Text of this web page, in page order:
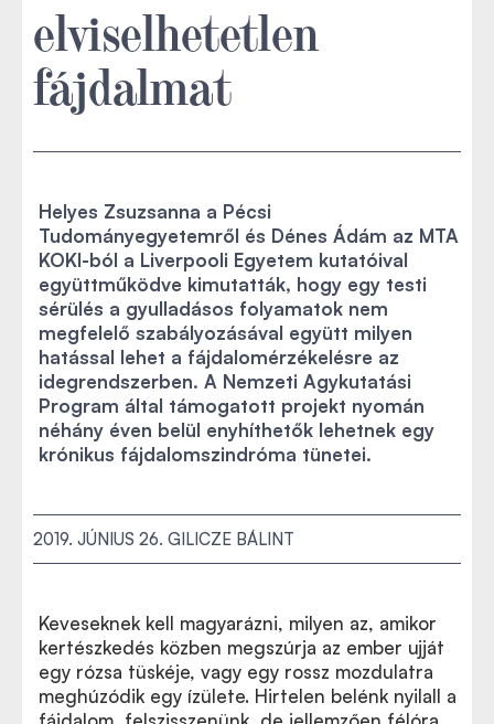
elviselhetetlen
fájdalmat
Helyes Zsuzsanna a Pécsi
Tudományegyetemről és Dénes Ádám az MTA
KOKI-ból a Liverpooli Egyetem kutatóival
együttműködve kimutatták, hogy egy testi
sérülés a gyulladásos folyamatok nem
megfelelő szabályozásával együtt milyen
hatással lehet a fájdalomérzékelésre az
idegrendszerben. A Nemzeti Agykutatási
Program által támogatott projekt nyomán
néhány éven belül enyhíthetők lehetnek egy
krónikus fájdalomszindróma tünetei.
2019. JÚNIUS 26. GILICZE BÁLINT
Keveseknek kell magyarázni, milyen az, amikor
kertészkedés közben megszúrja az ember ujját
egy rózsa tüskéje, vagy egy rossz mozdulatra
meghúzódik egy ízülete. Hirtelen belénk nyilall a